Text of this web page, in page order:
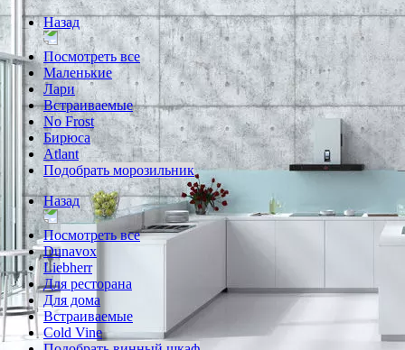
Назад
Посмотреть все
Маленькие
Лари
Встраиваемые
No Frost
Бирюса
Atlant
Подобрать морозильник
Назад
Посмотреть все
Dunavox
Liebherr
Для ресторана
Для дома
Встраиваемые
Cold Vine